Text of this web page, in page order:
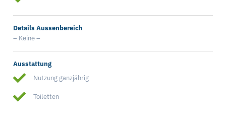
Details Aussenbereich
– Keine –
Ausstattung
Nutzung ganzjährig
Toiletten